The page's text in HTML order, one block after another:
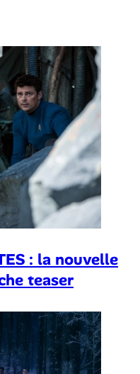
: la nouvelle
teaser